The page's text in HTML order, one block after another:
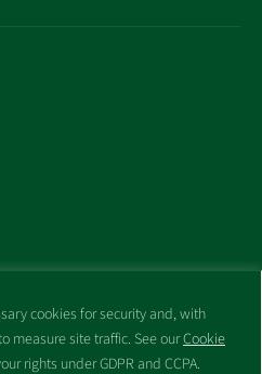
cookies for security and, with
measure site traffic. See ourCookie
rights under GDPR and CCPA.
on this site are the property
owners.
without express written